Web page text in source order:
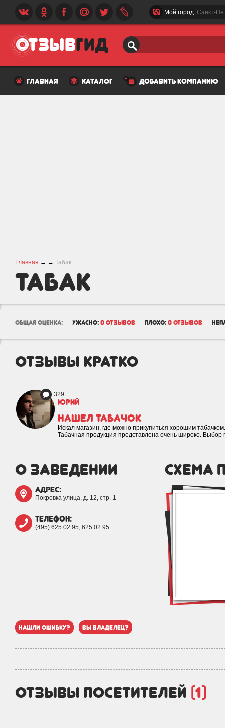
Мой город: Санкт-
главная каталог добавить компанию
Главная → → Табак
Табак
общая оценка: ужасно: 0 отзывов плохо: 0 отзывов
отзывы кратко
329
юрий
Нашел табачок
Искал магазин, где можно прикупиться хорошим
Табачная продукция представлена очень широко.
о заведении
адрес:
Покровка улица, д. 12, стр. 1
телефон:
(495) 625 02 95, 625 02 95
схема
нашли ошибку? вы владелец?
отзывы посетителей (1)